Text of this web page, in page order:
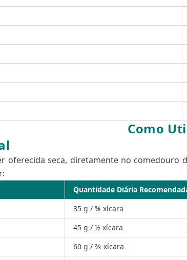
Como
oferecida seca, diretamente no
Quantidade Diária
35 g / ⅜ xícara
45 g / ½ xícara
60 g / ⅔ xícara